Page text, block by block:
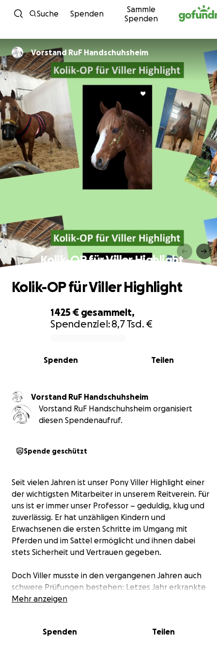
Zum Inhalt
Suche Spenden
Sammle
Spenden
Vorstand RuF Handschuhsheim
Kolik-OP für Viller Highlight
1425 € gesammelt,
Spendenziel:8,7 Tsd. €
Teilen
Spenden
Kolik-OP für Viller Highlight
Vorstand RuF Handschuhsheim
Vorstand RuF Handschuhsheim organisiert
diesen Spendenaufruf.
Spende geschützt
Seit vielen Jahren ist unser Pony Viller Highlight einer
der wichtigsten Mitarbeiter in unserem Reitverein. Für
uns ist er immer unser Professor – geduldig, klug und
zuverlässig. Er hat unzähligen Kindern und
Erwachsenen die ersten Schritte im Umgang mit
Pferden und im Sattel ermöglicht und ihnen dabei
stets Sicherheit und Vertrauen gegeben.
Doch Viller musste in den vergangenen Jahren auch
schwere Prüfungen bestehen: Letzes Jahr erkrankte
er schwer an Hufrehe, von der er sich glücklicherweise
kolikte zwei mal so stark, dass wir mit ihm in die Klinik
Mehr anzeigen
Spenden Teilen